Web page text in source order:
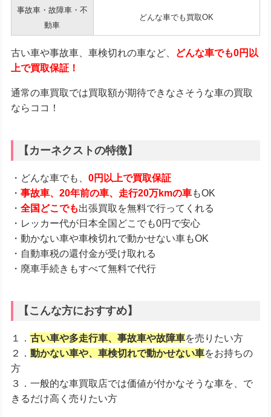
事故車・故障車・不
動車
どんな車でも買取OK
古い車や事故車、車検切れの車など、
どんな車でも0円以
上で買取保証！
通常の車買取では買取額が期待できなさそうな車の買取
ならココ！
【カーネクストの特徴】
・どんな車でも、 0円以上で買取保証
・ 事故車、20年前の車、走行20万kmの車もOK
・ 全国どこでも出張買取を無料で行ってくれる
・レッカー代が日本全国どこでも0円で安心
・動かない車や車検切れで動かせない車もOK
・自動車税の還付金が受け取れる
・廃車手続きもすべて無料で代行
【こんな方におすすめ】
１． 古い車や多走行車、事故車や故障車を売りたい方
２． 動かない車や、車検切れで動かせない車をお持ちの
方
３．一般的な車買取店では価値が付かなそうな車を、で
きるだけ高く売りたい方